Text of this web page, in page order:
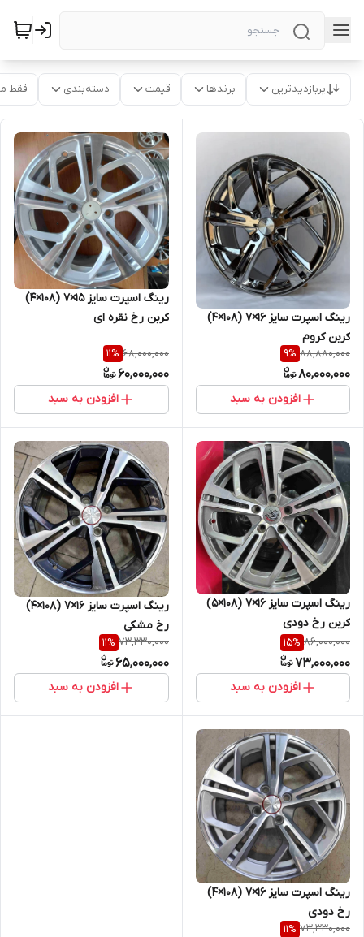
پربازدیدترین برندها قیمت دسته‌بندی فقط
رینگ اسپرت سایز ۱۶×۷ (۱۰۸×۴)
کربن کروم
88,880,000
9%
80,000,000
افزودن به سبد
رینگ اسپرت سایز ۱۵×۷ (۱۰۸×۴)
کربن رخ نقره ای
68,000,000
11%
60,000,000
افزودن به سبد
رینگ اسپرت سایز ۱۶×۷ (۱۰۸×۵)
کربن رخ دودی
86,000,000
15%
73,000,000
افزودن به سبد
رینگ اسپرت سایز ۱۶×۷ (۱۰۸×۴)
رخ مشکی
73,330,000
11%
65,000,000
افزودن به سبد
رینگ اسپرت سایز ۱۶×۷ (۱۰۸×۴)
رخ دودی
73,330,000
11%